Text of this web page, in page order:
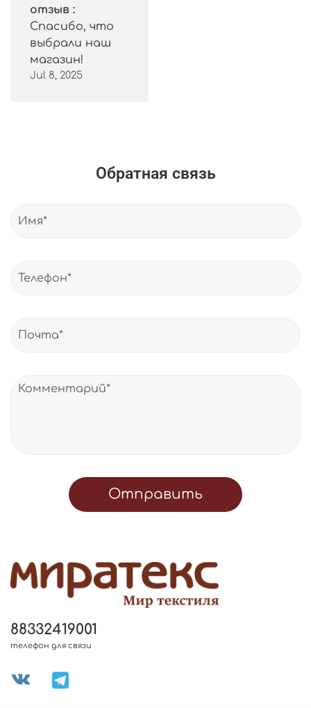
отзыв :
Спасибо, что
выбрали наш
магазин!
Jul 8, 2025
Обратная связь
Отправить
88332419001
телефон для связи